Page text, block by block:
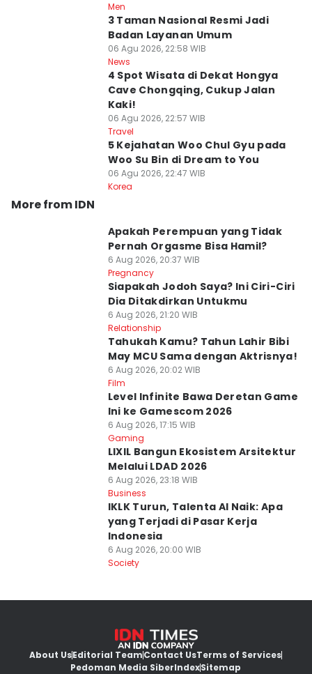
Men
3 Taman Nasional Resmi Jadi
Badan Layanan Umum
06 Agu 2026, 22:58 WIB
News
4 Spot Wisata di Dekat Hongya
Cave Chongqing, Cukup Jalan
Kaki!
06 Agu 2026, 22:57 WIB
Travel
5 Kejahatan Woo Chul Gyu pada
Woo Su Bin di Dream to You
06 Agu 2026, 22:47 WIB
Korea
More from IDN
Apakah Perempuan yang Tidak
Pernah Orgasme Bisa Hamil?
6 Aug 2026, 20:37 WIB
Pregnancy
Siapakah Jodoh Saya? Ini Ciri-Ciri
Dia Ditakdirkan Untukmu
6 Aug 2026, 21:20 WIB
Relationship
Tahukah Kamu? Tahun Lahir Bibi
May MCU Sama dengan Aktrisnya!
6 Aug 2026, 20:02 WIB
Film
Level Infinite Bawa Deretan Game
Ini ke Gamescom 2026
6 Aug 2026, 17:15 WIB
Gaming
LIXIL Bangun Ekosistem Arsitektur
Melalui LDAD 2026
6 Aug 2026, 23:18 WIB
Business
IKLK Turun, Talenta AI Naik: Apa
yang Terjadi di Pasar Kerja
Indonesia
6 Aug 2026, 20:00 WIB
Society
About UsEditorial TeamContact UsTerms of Services
Pedoman Media SiberIndexSitemap